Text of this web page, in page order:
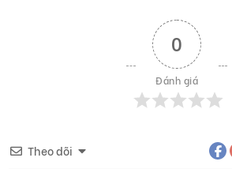
0
Đánh giá
Theo dõi